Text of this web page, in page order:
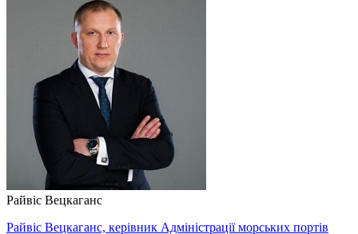
Райвіс Вецкаганc
Райвіс Вецкаганс, керівник Адміністрації морських портів